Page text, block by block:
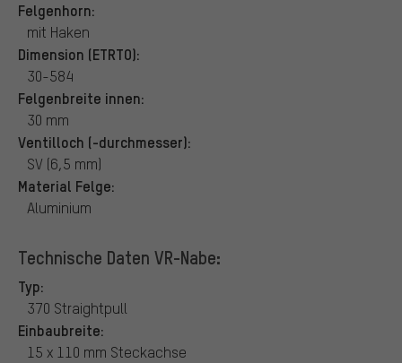
Felgenhorn:
mit Haken
Dimension (ETRTO):
30-584
Felgenbreite innen:
30 mm
Ventilloch (-durchmesser):
SV (6,5 mm)
Material Felge:
Aluminium
Technische Daten VR-Nabe:
Typ:
370 Straightpull
Einbaubreite:
15 x 110 mm Steckachse